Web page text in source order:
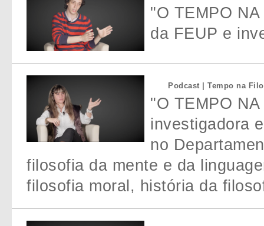
"O TEMPO
da FEUP e
Podcast | Tempo na
"O TEMPO
investigadora
no
filosofia da mente e da
filosofia moral, história da